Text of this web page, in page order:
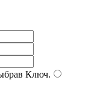
Ключ.